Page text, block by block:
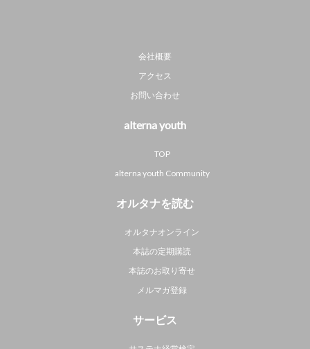
会社概要
アクセス
お問い合わせ
alterna youth
TOP
alterna youth Community
オルタナを読む
オルタナオンライン
本誌の定期購読
本誌のお取り寄せ
メルマガ登録
サービス